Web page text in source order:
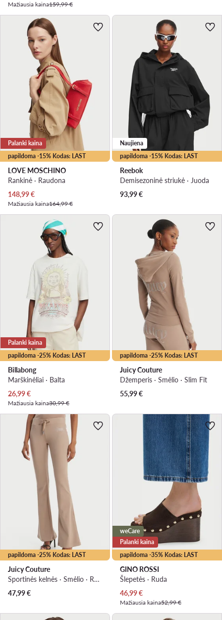
Mažiausia kaina159,99 €
papildoma -15% Kodas: LAST
Palanki kaina
LOVE MOSCHINO
Rankinė · Raudona
Dabartinė kaina
148,99€
Mažiausia kaina164,99 €
papildoma -15% Kodas: LAST
Naujiena
Reebok
Demisezoninė striukė · Juoda
93,99€
papildoma -25% Kodas: LAST
Palanki kaina
Billabong
Marškinėliai · Balta
Dabartinė kaina
26,99€
Mažiausia kaina30,99 €
papildoma -25% Kodas: LAST
Juicy Couture
Džemperis · Smėlio · Slim Fit
55,99€
papildoma -25% Kodas: LAST
Juicy Couture
Sportinės kelnės · Smėlio · Regular Fit
47,99€
papildoma -35% Kodas: LAST
weCare
Palanki kaina
GINO ROSSI
Šlepetės · Ruda
Dabartinė kaina
46,99€
Mažiausia kaina52,99 €